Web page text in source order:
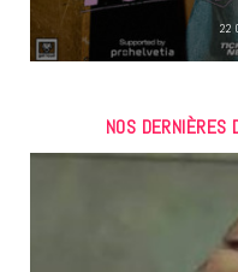
22
NOS DERNIÈRES